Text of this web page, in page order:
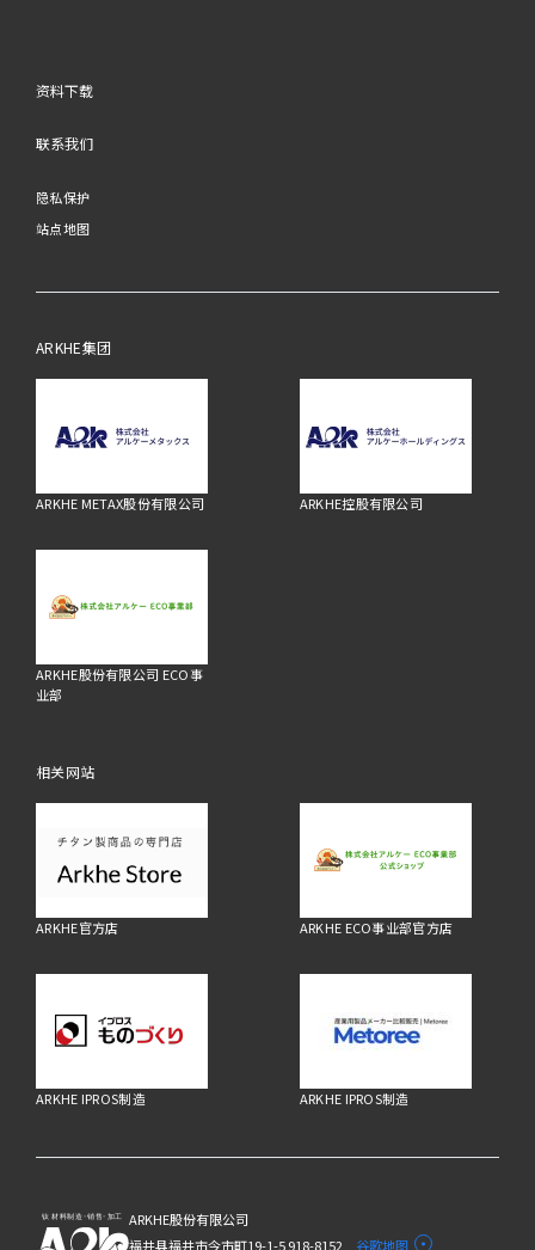
资料下载
联系我们
隐私保护
站点地图
ARKHE集团
ARKHE METAX股份有限公司 ARKHE控股有限公司
ARKHE股份有限公司 ECO事
业部
相关网站
ARKHE官方店 ARKHE ECO事业部官方店
ARKHE IPROS制造 ARKHE IPROS制造
ARKHE股份有限公司
福井县福井市今市町19-1-5 918-8152 谷歌地图